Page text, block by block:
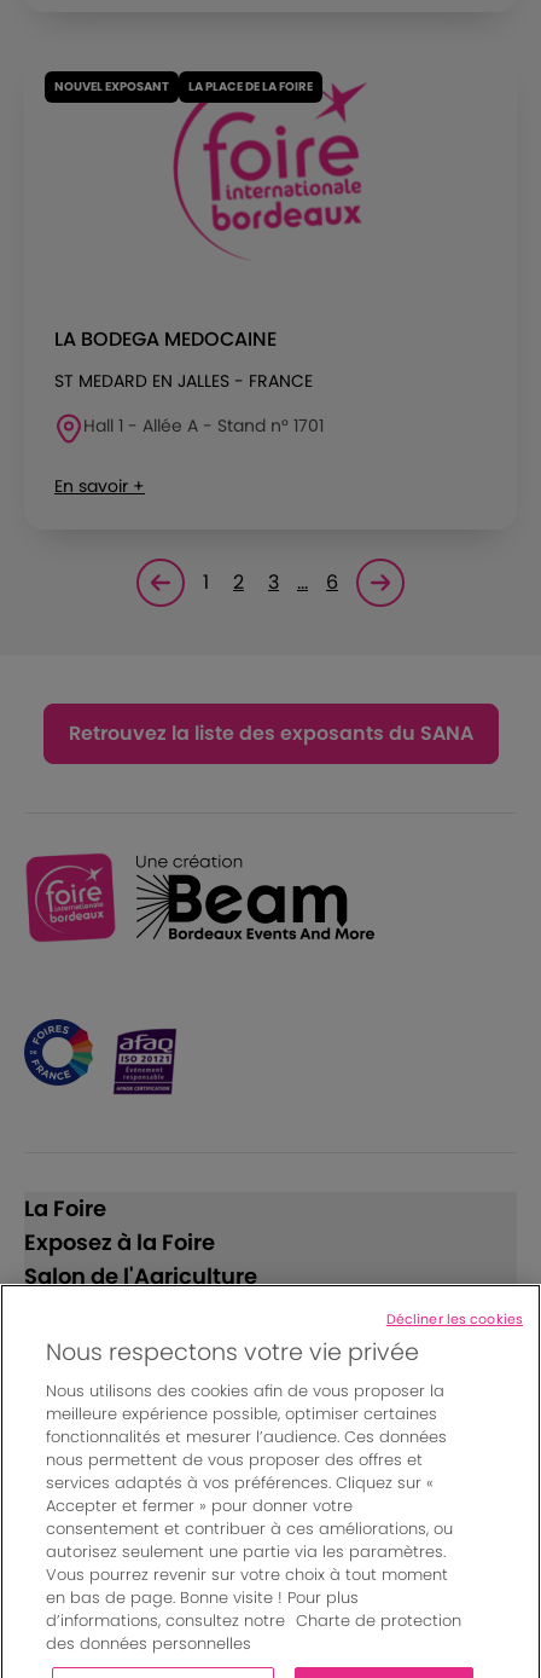
NOUVEL EXPOSANT LA PLACE DE LA FOIRE
LA BODEGA MEDOCAINE
ST MEDARD EN JALLES - FRANCE
Hall 1 - Allée A - Stand n° 1701
En savoir +
Page précédente
1 2 3 … 6 Page suivante<
Retrouvez la liste des exposants du SANA
La Foire
Exposez à la Foire
Salon de l'Agriculture
Suivez-nous
© Bordeaux Events And More | Rue Jean Samazeuilh - CS
20088 - 33070 Bordeaux cedex - France
Mentions légales|
Règlement général des manifestations
Un événement organisé par Bordeaux Events And More
Charte de protection des données personnelles
Nous respectons votre vie privée
Nous utilisons des cookies afin de vous proposer la
meilleure expérience possible, optimiser certaines
fonctionnalités et mesurer l’audience. Ces données
nous permettent de vous proposer des offres et
services adaptés à vos préférences. Cliquez sur «
Accepter et fermer » pour donner votre
consentement et contribuer à ces améliorations, ou
autorisez seulement une partie via les paramètres.
Vous pourrez revenir sur votre choix à tout moment
en bas de page. Bonne visite ! Pour plus
d’informations, consultez notre Charte de protection
des données personnelles
Décliner les cookies